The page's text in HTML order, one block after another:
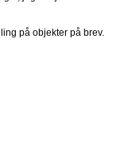
på objekter på brev.